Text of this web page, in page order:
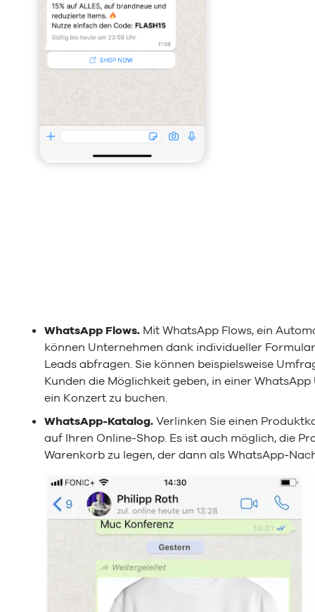
WhatsApp Flows. Mit WhatsApp Flows, ein
können Unternehmen dank individueller
Leads abfragen. Sie können beispielsweise
Kunden die Möglichkeit geben, in einer
ein Konzert zu buchen.
WhatsApp-Katalog.Verlinken Sie einen
auf Ihren Online-Shop. Es ist auch möglich, die
Warenkorb zu legen, der dann als WhatsApp-